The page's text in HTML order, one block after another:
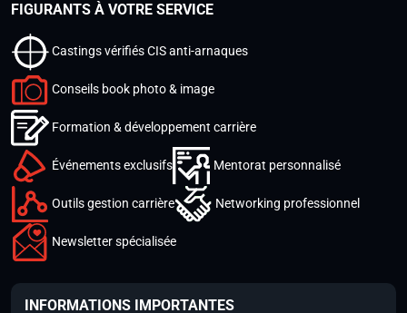
FIGURANTS À VOTRE SERVICE
Castings vérifiés CIS anti-arnaques
Conseils book photo & image
Formation & développement carrière
Événements exclusifs Mentorat personnalisé
Outils gestion carrière Networking professionnel
Newsletter spécialisée
INFORMATIONS IMPORTANTES